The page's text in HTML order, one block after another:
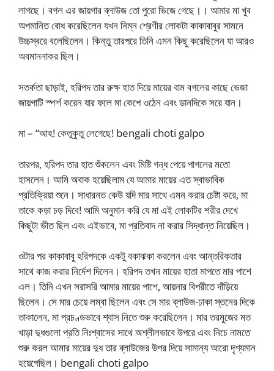
লাগছে। বগল এর জায়গার ব্লাউজ তো পুরো ভিজে গেছে।। আমার মা খুব
অপমানিত বোধ করেছিলেন যখন নিম্ন শ্রেণীর লোকটা কাকাবাবুর সামনে
উচ্চস্বরে বলেছিলেন। কিন্তু তারপরে তিনি এমন কিছু করেছিলেন যা আরও
অবমাননাকর ছিল।
সতর্কতা ছাড়াই, হরিপদ তার রুক্ষ হাত দিয়ে মায়ের বাম বগলের কাছে ভেজা
জায়গাটি স্পর্শ করেন যার ফলে মা কেপে ওঠেন এবং ডানদিকে সরে যান।
মা – “আহ! কেতুকুতু লেগেছে! bengali choti galpo
তারপর, হরিপদ তার হাত শুঁকলেন এবং মিষ্টি গন্ধ পেয়ে পাগলের মতো
হাসলেন। আমি অবাক হয়েছিলাম যে আমার মায়ের এত স্বাভাবিক
প্রতিক্রিয়া শুনে। সাধারনত কেউ যদি মার সাথে এমন করার চেষ্টা করে, মা
তাকে কড়া চড় দিবে! আমি অনুমান করি যে মা এই লোকটির শরীর দেখে
কিছুটা ভীত ছিল এবং এইভাবে, মা প্রতিবাদ না করার সিদ্ধান্ত নিয়েছিল।
ওটার পর কাকাবাবু হরিপদকে একটু বকাঝকা করলেন এবং আন্তরিকতার
সাথে কাজ করার নির্দেশ দিলেন। হরিপদ তখন মায়ের হাতা মাপতে মার পাশে
এল। তিনি এখন সরাসরি আমার মায়ের পাশে, আয়নার বিপরীতে দাঁড়িয়ে
ছিলেন। সে মার চেয়ে লম্বা ছিলেন এবং সে মার ব্লাউজ-ঢাকা স্তনের দিকে
তাকালেন, মা প্রচণ্ডভাবে শ্বাস নিতে শুরু করেছিলেন। মার তরমুজের মত
খাড়া দুধগুলো প্রতি নিঃশ্বাসের সাথে অশ্লীলভাবে উপরে এবং নিচে নামতে
শুরু করল আমার মায়ের দুধ তার ব্লাউজের উপর দিয়ে সামান্য আরো দৃশ্যমান
হয়েগেছিল। bengali choti galpo